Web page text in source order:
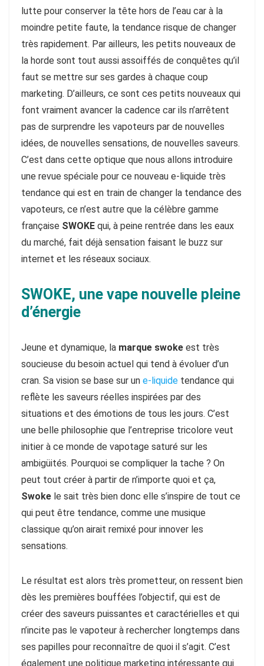
lutte pour conserver la tête hors de l’eau car à la
moindre petite faute, la tendance risque de changer
très rapidement. Par ailleurs, les petits nouveaux de
la horde sont tout aussi assoiffés de conquêtes qu’il
faut se mettre sur ses gardes à chaque coup
marketing. D’ailleurs, ce sont ces petits nouveaux qui
font vraiment avancer la cadence car ils n’arrêtent
pas de surprendre les vapoteurs par de nouvelles
idées, de nouvelles sensations, de nouvelles saveurs.
C’est dans cette optique que nous allons introduire
une revue spéciale pour ce nouveau e-liquide très
tendance qui est en train de changer la tendance des
vapoteurs, ce n’est autre que la célèbre gamme
française SWOKE qui, à peine rentrée dans les eaux
du marché, fait déjà sensation faisant le buzz sur
internet et les réseaux sociaux.
SWOKE, une vape nouvelle pleine
d’énergie
Jeune et dynamique, la marque swoke est très
soucieuse du besoin actuel qui tend à évoluer d’un
cran. Sa vision se base sur un e-liquide tendance qui
reflète les saveurs réelles inspirées par des
situations et des émotions de tous les jours. C’est
une belle philosophie que l’entreprise tricolore veut
initier à ce monde de vapotage saturé sur les
ambigüités. Pourquoi se compliquer la tache ? On
peut tout créer à partir de n’importe quoi et ça,
Swoke le sait très bien donc elle s’inspire de tout ce
qui peut être tendance, comme une musique
classique qu’on airait remixé pour innover les
sensations.
Le résultat est alors très prometteur, on ressent bien
dès les premières bouffées l’objectif, qui est de
créer des saveurs puissantes et caractérielles et qui
n’incite pas le vapoteur à rechercher longtemps dans
ses papilles pour reconnaître de quoi il s’agit. C’est
également une politique marketing intéressante qui